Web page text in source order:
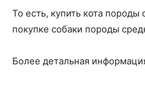
То есть, купить кота породы
покупке собаки породы
Более детальная